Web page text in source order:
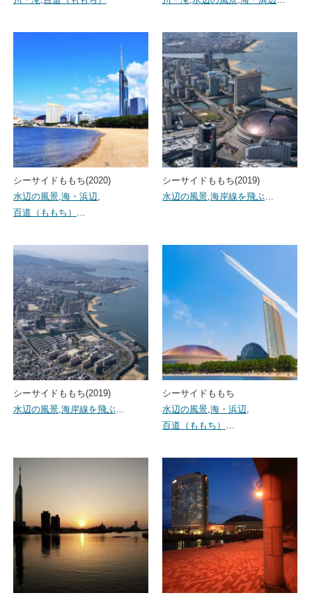
シーサイドももち(2020)
水辺の風景,海・浜辺,
百道（ももち） …
シーサイドももち(2019)
水辺の風景,海岸線を飛ぶ…
シーサイドももち(2019)
水辺の風景,海岸線を飛ぶ…
シーサイドももち
水辺の風景,海・浜辺,
百道（ももち） …